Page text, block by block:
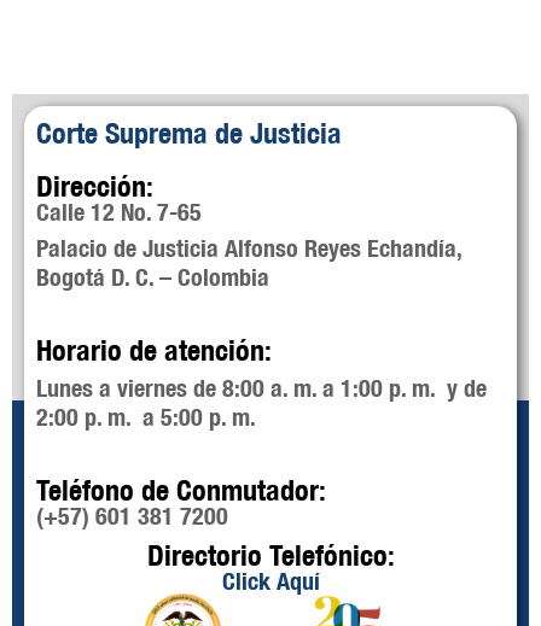
Corte Suprema de Justicia
Dirección:
Calle 12 No. 7-65
Palacio de Justicia Alfonso Reyes Echandía,
Bogotá D. C. – Colombia
Horario de atención:
Lunes a viernes de 8:00 a. m. a 1:00 p. m. y de
2:00 p. m. a 5:00 p. m.
Teléfono de Conmutador:
(+57) 601 381 7200
Directorio Telefónico:
Click Aquí